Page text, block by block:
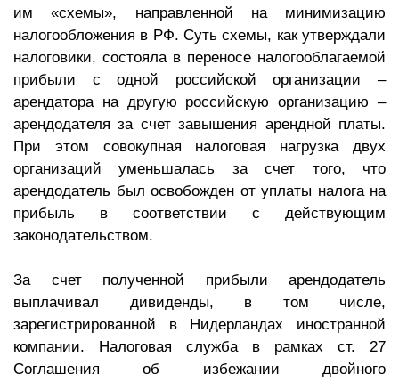
им «схемы», направленной на минимизацию
налогообложения в РФ. Суть схемы, как утверждали
налоговики, состояла в переносе налогооблагаемой
прибыли с одной российской организации –
арендатора на другую российскую организацию –
арендодателя за счет завышения арендной платы.
При этом совокупная налоговая нагрузка двух
организаций уменьшалась за счет того, что
арендодатель был освобожден от уплаты налога на
прибыль в соответствии с действующим
законодательством.
За счет полученной прибыли арендодатель
выплачивал дивиденды, в том числе,
зарегистрированной в Нидерландах иностранной
компании. Налоговая служба в рамках ст. 27
Соглашения об избежании двойного